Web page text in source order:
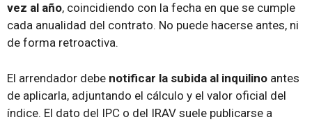
vez al año, coincidiendo con la fecha en que se cumple
cada anualidad del contrato. No puede hacerse antes, ni
de forma retroactiva.
El arrendador debe notificar la subida al inquilino antes
de aplicarla, adjuntando el cálculo y el valor oficial del
índice. El dato del IPC o del IRAV suele publicarse a